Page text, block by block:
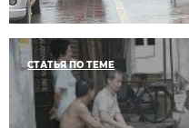
СТАТЬЯ ПО ТЕМЕ